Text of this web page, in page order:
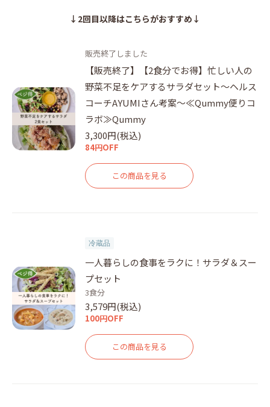
↓2回目以降はこちらがおすすめ↓
販売終了しました
【販売終了】【2食分でお得】忙しい人の
野菜不足をケアするサラダセット～ヘルス
コーチAYUMIさん考案～≪Qummy便りコ
ラボ≫Qummy
3,300円(税込)
84円OFF
この商品を見る
冷蔵品
一人暮らしの食事をラクに！サラダ＆スー
プセット
3食分
3,579円(税込)
100円OFF
この商品を見る